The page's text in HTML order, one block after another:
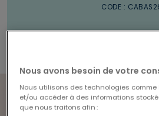
1 trousse XL offerte
CODE :
Livraison offerte en
Nous avons besoin de votre
Nous utilisons des technologies comme
et/ou accéder à des informations
que nous traitons afin :